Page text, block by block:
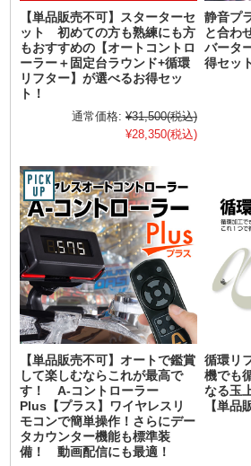
【単品販売不可】スターターセ
ット 初めての方も熟練にも方
もおすすめの【オートコントロ
ーラー＋固定台ラウンド+循環
リフター】が選べるお得セッ
ト！
通常価格: ¥31,500(税込)
¥28,350(税込)
静音プ
と合わ
バータ
得セッ
【単品販売不可】オートで鑑賞
して楽しむならこれが最高で
す！ A-コントローラー
Plus【プラス】ワイヤレスリ
モコンで簡単操作！さらにデー
タカウンター機能も標準装
備！ 動画配信にも最適！
循環リ
機でも
なる玉
【単品